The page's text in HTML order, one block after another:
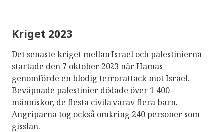
överträdelser av internationell lag – som
inkluderar överträdelser av förordningar
som antagits av FN:s säkerhetsråd –
innebär att andra stater har ett ansvar att
införa åtgärder för att stoppa brott mot
internationell lag. Det hävdade FN:s
tidigare specialrapportör för de
Kriget 2023
Det senaste kriget mellan Israel och palestinierna
startade den 7 oktober 2023 när Hamas
genomförde en blodig terrorattack mot Israel.
Beväpnade palestinier dödade över 1 400
människor, de flesta civila varav flera barn.
Angriparna tog också omkring 240 personer som
gisslan.